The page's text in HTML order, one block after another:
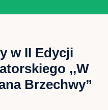
w II Edycji
,,W
Brzechwy”